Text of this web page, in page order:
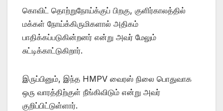
கொவிட் தொற்றுநோய்க்குப் பிறகு, குளிர்காலத்தில்
மக்கள் நோய்க்கிருமிகளால் அதிகம்
பாதிக்கப்படுகின்றனர் என்று அவர் மேலும்
சுட்டிக்காட்டுகிறார்.
இருப்பினும், இந்த HMPV வைரஸ் நிலை பொதுவாக
ஒரு வாரத்திற்குள் நீங்கிவிடும் என்று அவர்
குறிப்பிட்டுள்ளார்.